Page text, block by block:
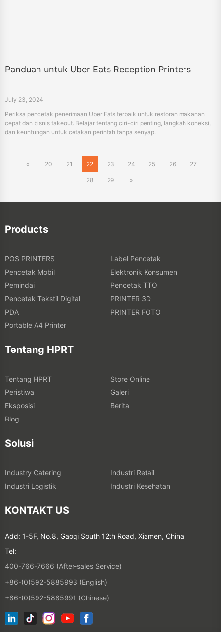
Panduan untuk Uber Eats Reception Printers
July 23, 2024
Periksa pencetak penerimaan Uber Eats terbaik untuk restoran makanan
cepat dan bisnis takeout. Belajar tentang ciri-ciri penting, langkah koneksi,
dan keuntungan untuk cetakan perintah tanpa senyap.
« 20 21 22 23 24 25 26 27
28 29 »
Products
POS PRINTERS
Label Pencetak
Pencetak Mobil
Elektronik Konsumen
Pemindai
Pencetak TTO
Pencetak Tekstil Digital
PRINTER 3D
PDA
PRINTER FOTO
Portable A4 Printer
Tentang HPRT
Tentang HPRT
Store Online
Peristiwa
Galeri
Eksposisi
Berita
Blog
Solusi
Industry Catering
Industri Retail
Industri Logistik
Industri Kesehatan
KONTAKT US
Add: 1-5F, No.8, Gaoqi South 12th Road, Xiamen, China
Tel:
400-766-7666 (After-sales Service)
+86-(0)592-5885993 (English)
+86-(0)592-5885991 (Chinese)